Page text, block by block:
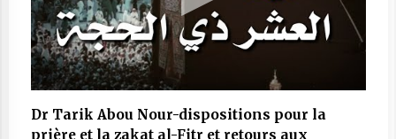
Dr Tarik Abou Nour-dispositions pour la
prière et la zakat al-Fitr et retours aux